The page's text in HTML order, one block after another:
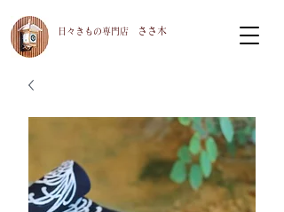
​日々きもの専門店 ささ木